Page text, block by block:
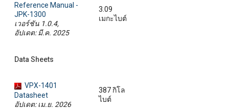
Reference Manual -
JPK-1300
เวอร์ชัน 1.0.4,
อัปเดต: มี.ค. 2025
3.09
เมกะไบต์
Data Sheets
VPX-1401
Datasheet
อัปเดต: เม.ย. 2026
387 กิโล
ไบต์